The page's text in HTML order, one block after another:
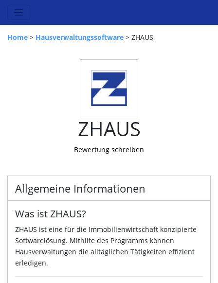
Home > Hausverwaltungssoftware > ZHAUS
ZHAUS
Bewertung schreiben
Allgemeine Informationen
Was ist ZHAUS?
ZHAUS ist eine für die Immobilienwirtschaft konzipierte
Softwarelösung. Mithilfe des Programms können
Hausverwaltungen die alltäglichen Tätigkeiten effizient
erledigen.